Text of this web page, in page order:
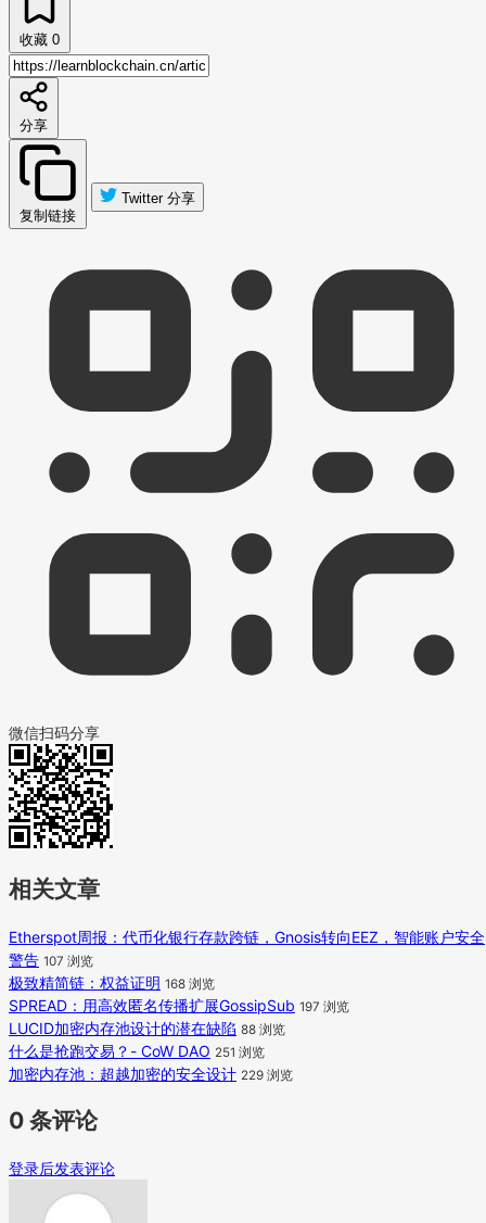
收藏 0
分享
复制链接
Twitter 分享
微信扫码分享
相关文章
Etherspot周报：代币化银行存款跨链，Gnosis转向EEZ，智能账户安全
警告 107 浏览
极致精简链：权益证明 168 浏览
SPREAD：用高效匿名传播扩展GossipSub 197 浏览
LUCID加密内存池设计的潜在缺陷 88 浏览
什么是抢跑交易？- CoW DAO 251 浏览
加密内存池：超越加密的安全设计 229 浏览
0 条评论
登录后发表评论